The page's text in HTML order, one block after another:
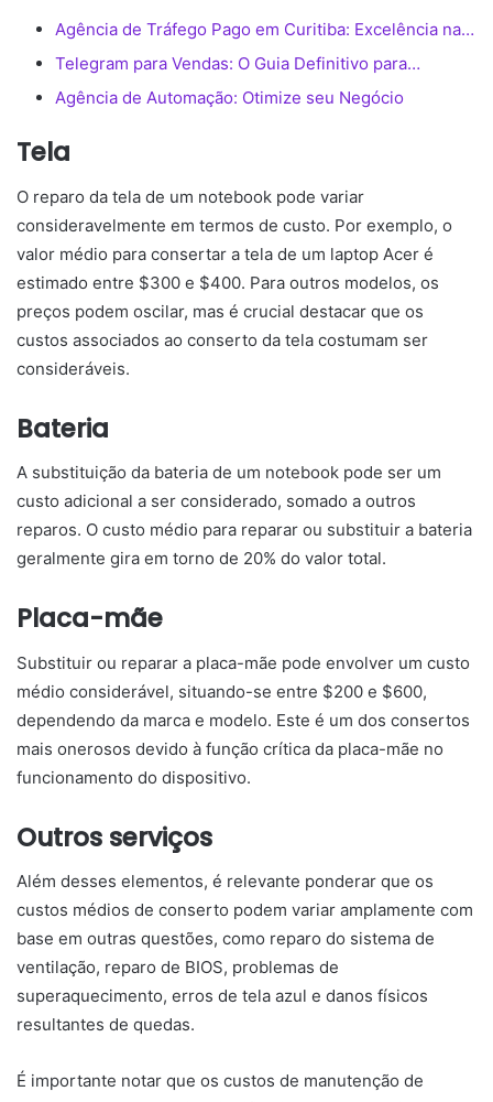
Agência de Tráfego Pago em Curitiba: Excelência na…
Telegram para Vendas: O Guia Definitivo para…
Agência de Automação: Otimize seu Negócio
Tela
O reparo da tela de um notebook pode variar
consideravelmente em termos de custo. Por exemplo, o
valor médio para consertar a tela de um laptop Acer é
estimado entre $300 e $400. Para outros modelos, os
preços podem oscilar, mas é crucial destacar que os
custos associados ao conserto da tela costumam ser
consideráveis.
Bateria
A substituição da bateria de um notebook pode ser um
custo adicional a ser considerado, somado a outros
reparos. O custo médio para reparar ou substituir a bateria
geralmente gira em torno de 20% do valor total.
Placa-mãe
Substituir ou reparar a placa-mãe pode envolver um custo
médio considerável, situando-se entre $200 e $600,
dependendo da marca e modelo. Este é um dos consertos
mais onerosos devido à função crítica da placa-mãe no
funcionamento do dispositivo.
Outros serviços
Além desses elementos, é relevante ponderar que os
custos médios de conserto podem variar amplamente com
base em outras questões, como reparo do sistema de
ventilação, reparo de BIOS, problemas de
superaquecimento, erros de tela azul e danos físicos
resultantes de quedas.
É importante notar que os custos de manutenção de